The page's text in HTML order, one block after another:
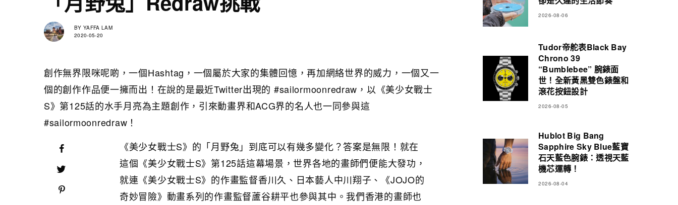
BY YAFFA LAM
2020-05-20
創作無界限咪呢啲，一個Hashtag，一個屬於大家的集體回憶，再加網絡世界的威力，一個又一
個的創作作品便一擁而出！在說的是最近Twitter出現的 #sailormoonredraw，以《美少女戰士
S》第125話的水手月亮為主題創作，引來動畫界和ACG界的名人也一同參與這
#sailormoonredraw！
《美少女戰士S》的「月野兔」到底可以有幾多變化？答案是無限！就在
這個《美少女戰士S》第125話這幕場景，世界各地的畫師們便能大發功，
就連《美少女戰士S》的作畫監督香川久、日本藝人中川翔子、《JOJO的
奇妙冒險》動畫系列的作畫監督蘆谷耕平也參與其中。我們香港的畫師也
2026-08-06
Tudor帝舵表Black Bay
Chrono 39
“Bumblebee” 腕錶面
世！全新黃黑雙色錶盤和
滾花按鈕設計
2026-08-05
Hublot Big Bang
Sapphire Sky Blue藍寶
石天藍色腕錶：透視天藍
機芯運轉！
2026-08-04